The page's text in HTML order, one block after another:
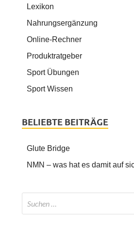
Lexikon
Nahrungsergänzung
Online-Rechner
Produktratgeber
Sport Übungen
Sport Wissen
BELIEBTE BEITRÄGE
Glute Bridge
NMN – was hat es damit auf